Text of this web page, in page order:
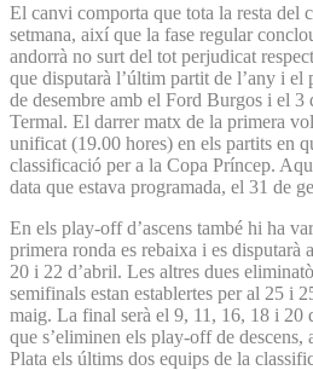
El canvi comporta que tota la resta del
setmana, així que la fase regular
andorrà no surt del tot perjudicat
que disputarà l’últim partit de l’any i
de desembre amb el Ford Burgos i el 3
Termal. El darrer matx de la primera
unificat (19.00 hores) en els partits en
classificació per a la Copa Príncep.
data que estava programada, el 31 de
En els play-off d’ascens també hi ha
primera ronda es rebaixa i es disputarà
20 i 22 d’abril. Les altres dues
semifinals estan establertes per al 25 i
maig. La final serà el 9, 11, 16, 18 i 20
que s’eliminen els play-off de
Plata els últims dos equips de la